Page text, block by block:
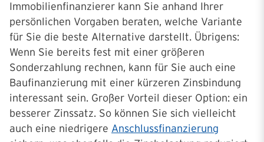
Immobilienfinanzierer kann Sie anhand Ihrer
persönlichen Vorgaben beraten, welche Variante
für Sie die beste Alternative darstellt. Übrigens:
Wenn Sie bereits fest mit einer größeren
Sonderzahlung rechnen, kann für Sie auch eine
Baufinanzierung mit einer kürzeren Zinsbindung
interessant sein. Großer Vorteil dieser Option: ein
besserer Zinssatz. So können Sie sich vielleicht
auch eine niedrigere Anschlussfinanzierung